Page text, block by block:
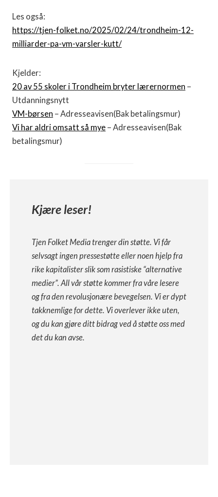
Les også:
https://tjen-folket.no/2025/02/24/trondheim-12-
milliarder-pa-vm-varsler-kutt/
Kjelder:
20 av 55 skoler i Trondheim bryter lærernormen –
Utdanningsnytt
VM-børsen – Adresseavisen(Bak betalingsmur)
Vi har aldri omsatt så mye – Adresseavisen(Bak
betalingsmur)
Kjære leser!
Tjen Folket Media trenger din støtte. Vi får
selvsagt ingen pressestøtte eller noen hjelp fra
rike kapitalister slik som rasistiske “alternative
medier”. All vår støtte kommer fra våre lesere
og fra den revolusjonære bevegelsen. Vi er dypt
takknemlige for dette. Vi overlever ikke uten,
og du kan gjøre ditt bidrag ved å støtte oss med
det du kan avse.